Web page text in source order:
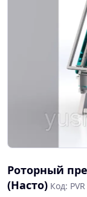
Роторный
(Насто) Код: